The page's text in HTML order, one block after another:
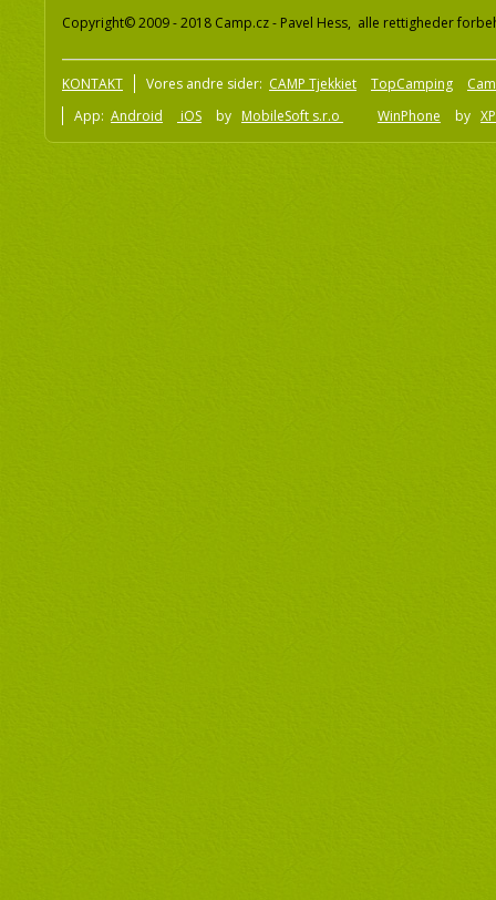
Copyright© 2009 - 2018 Camp.cz - Pavel Hess, alle rettigheder
KONTAKT Vores andre sider: CAMP Tjekkiet TopCamping
App: Android iOS by MobileSoft s.r.o WinPhone by